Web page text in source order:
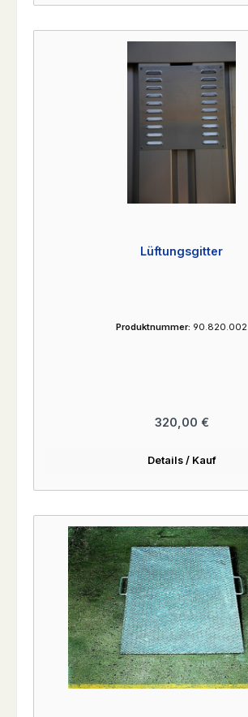
Lüftungsgitter
Produktnummer: 90.820.002
Regulärer Preis:
320,00 €
Details / Kauf